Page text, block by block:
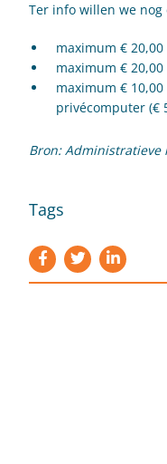
Ter info willen we nog
maximum €
maximum €
maximum €
privécomputer (€
Bron: Administratieve
Tags